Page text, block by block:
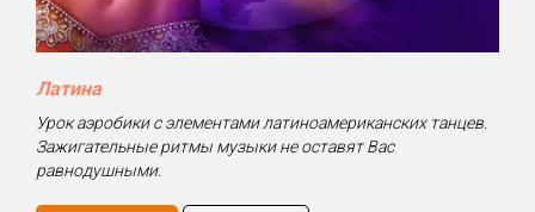
Латина
Урок аэробики с элементами латиноамериканских танцев.
Зажигательные ритмы музыки не оставят Вас
равнодушными.